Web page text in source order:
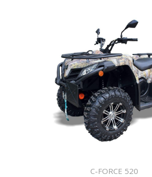
C-FORCE 520